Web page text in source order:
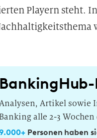
Playern steht.
Artikel sowie
Banking alle 2-3
Personen haben